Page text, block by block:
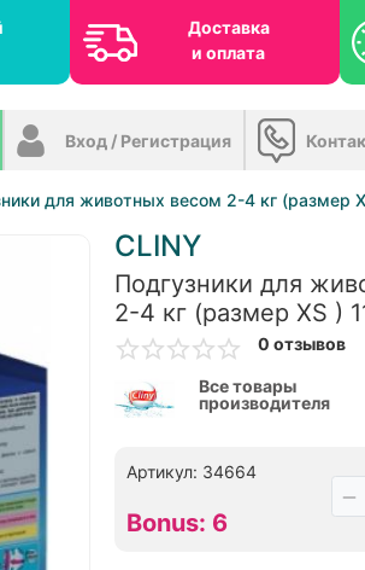
Доставка
и оплата
Вход / Регистрация
для животных весом 2-4 кг (размер
CLINY
Подгузники для
2-4 кг (размер XS )
0 отзывов
Все товары
производителя
Артикул: 34664
Bonus: 6